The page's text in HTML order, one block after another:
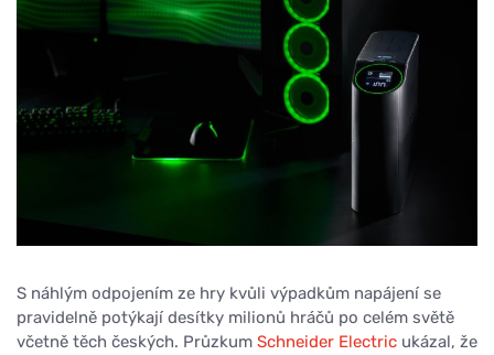
S náhlým odpojením ze hry kvůli výpadkům napájení se
pravidelně potýkají desítky milionů hráčů po celém světě
včetně těch českých. Průzkum Schneider Electric ukázal, že